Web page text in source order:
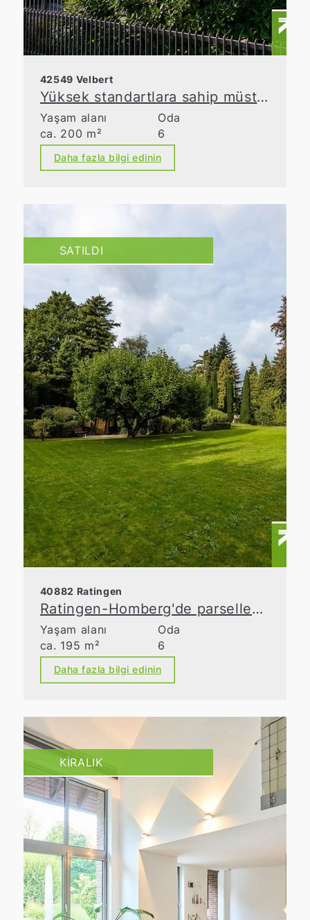
42549 Velbert
Yüksek standartlara sahip müstakil tek ailelik ev!
Yaşam alanı
ca. 200 m²
Oda
6
Daha fazla bilgi edinin
SATILDI
40882 Ratingen
Ratingen-Homberg'de parsellenebilir arsa ile birlikte satılık lüks mülk
Yaşam alanı
ca. 195 m²
Oda
6
Daha fazla bilgi edinin
KIRALIK